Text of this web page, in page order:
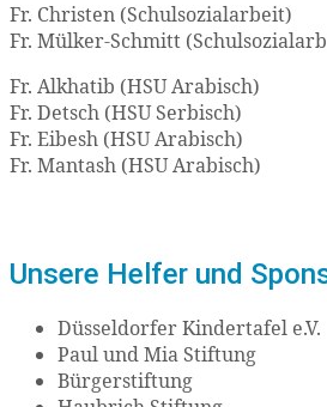
Fr. Christen (Schulsozialarbeit)
Fr. Mülker-Schmitt
Fr. Alkhatib (HSU Arabisch)
Fr. Detsch (HSU Serbisch)
Fr. Eibesh (HSU Arabisch)
Fr. Mantash (HSU Arabisch)
Unsere Helfer und
Düsseldorfer Kindertafel e.V.
Paul und Mia Stiftung
Bürgerstiftung